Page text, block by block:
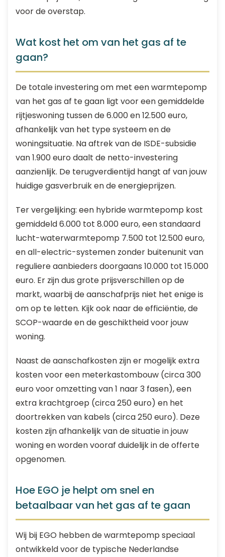
voor de overstap.
Wat kost het om van het gas af te
gaan?
De totale investering om met een warmtepomp
van het gas af te gaan ligt voor een gemiddelde
rijtjeswoning tussen de 6.000 en 12.500 euro,
afhankelijk van het type systeem en de
woningsituatie. Na aftrek van de ISDE-subsidie
van 1.900 euro daalt de netto-investering
aanzienlijk. De terugverdientijd hangt af van jouw
huidige gasverbruik en de energieprijzen.
Ter vergelijking: een hybride warmtepomp kost
gemiddeld 6.000 tot 8.000 euro, een standaard
lucht-waterwarmtepomp 7.500 tot 12.500 euro,
en all-electric-systemen zonder buitenunit van
reguliere aanbieders doorgaans 10.000 tot 15.000
euro. Er zijn dus grote prijsverschillen op de
markt, waarbij de aanschafprijs niet het enige is
om op te letten. Kijk ook naar de efficiëntie, de
SCOP-waarde en de geschiktheid voor jouw
woning.
Naast de aanschafkosten zijn er mogelijk extra
kosten voor een meterkastombouw (circa 300
euro voor omzetting van 1 naar 3 fasen), een
extra krachtgroep (circa 250 euro) en het
doortrekken van kabels (circa 250 euro). Deze
kosten zijn afhankelijk van de situatie in jouw
woning en worden vooraf duidelijk in de offerte
opgenomen.
Hoe EGO je helpt om snel en
betaalbaar van het gas af te gaan
Wij bij EGO hebben de warmtepomp speciaal
ontwikkeld voor de typische Nederlandse